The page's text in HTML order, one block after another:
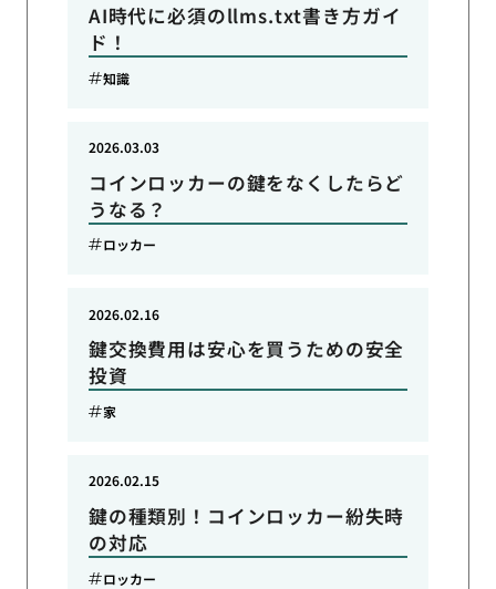
AI時代に必須のllms.txt書き方ガイ
ド！
知識
コインロッカーの鍵をなくしたらど
うなる？
2026.03.03
ロッカー
鍵交換費用は安心を買うための安全
投資
2026.02.16
家
鍵の種類別！コインロッカー紛失時
の対応
2026.02.15
ロッカー